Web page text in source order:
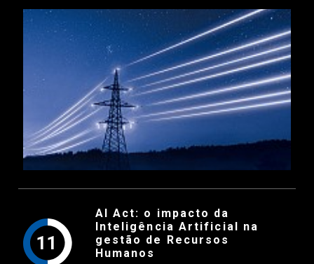
11
AI Act: o impacto da
Inteligência Artificial na
gestão de Recursos
Humanos